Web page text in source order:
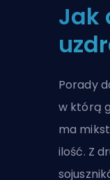
Jak
Porady
w którą
ma
ilość. Z